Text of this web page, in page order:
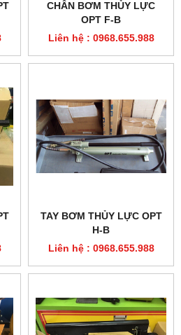
TAY BƠM THỦY LỰC OPT
H-B
Liên hệ : 0968.655.988